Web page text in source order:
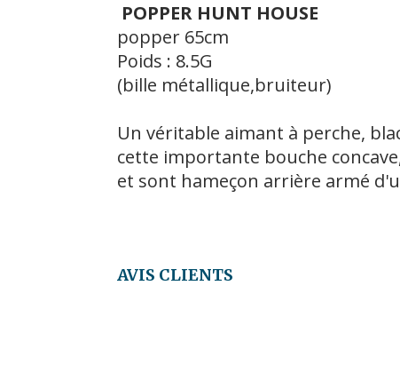
POPPER HUNT HOUSE
popper 65cm
Poids : 8.5G
(bille métallique,bruiteur)
Un véritable aimant à perche,
cette importante bouche
et sont hameçon arrière armé
AVIS CLIENTS